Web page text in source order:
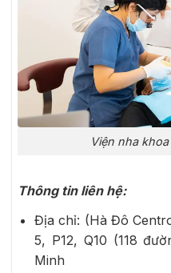
Viện nha
Thông tin liên hệ:
Địa chỉ: (Hà Đô
5, P12, Q10 (118
Minh